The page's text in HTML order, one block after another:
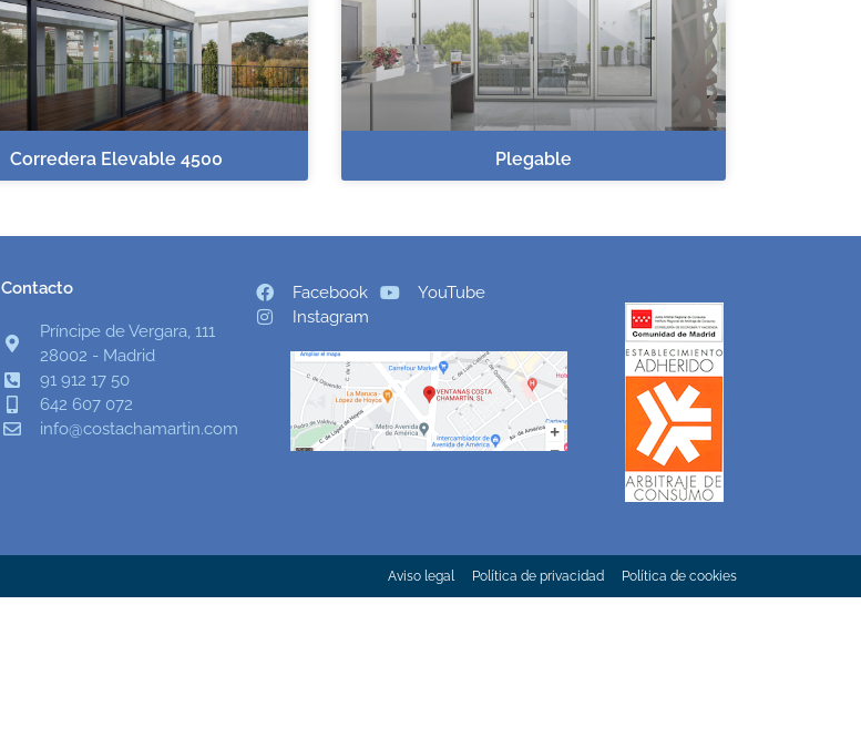
Corredera Elevable 4500 Plegable
Contacto
Príncipe de Vergara, 111
28002 - Madrid
91 912 17 50
642 607 072
info@costachamartin.com
Facebook
YouTube
Instagram
Aviso legal Política de privacidad Política de cookies